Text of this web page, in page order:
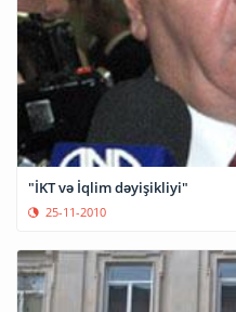
"İKT və İqlim dəyişikliyi"
25-11-2010